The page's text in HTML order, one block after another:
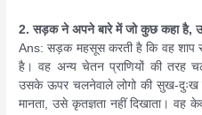
2. सड़क ने अपने बारे में जो कुछ कहा है,
Ans: सड़क महसूस करती है कि वह शाप
है। वह अन्य चेतन प्राणियों की तरह
उसके ऊपर चलनेवाले लोगो की सुख-दुःख
मानता, उसे कृतज्ञता नहीं दिखाता। वह